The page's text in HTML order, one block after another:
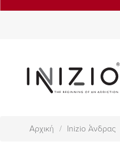
Αρχική Inizio Άνδρας